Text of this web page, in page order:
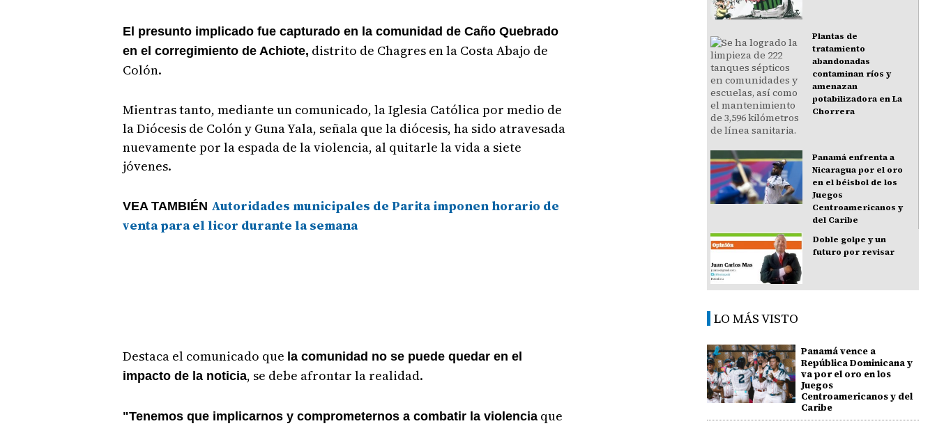
El presunto implicado fue capturado en la comunidad de Caño Quebrado
en el corregimiento de Achiote, distrito de Chagres en la Costa Abajo de
Colón.
Mientras tanto, mediante un comunicado, la Iglesia Católica por medio de
la Diócesis de Colón y Guna Yala, señala que la diócesis, ha sido atravesada
nuevamente por la espada de la violencia, al quitarle la vida a siete
jóvenes.
VEA TAMBIÉN Autoridades municipales de Parita imponen horario de
venta para el licor durante la semana
Destaca el comunicado que la comunidad no se puede quedar en el
impacto de la noticia, se debe afrontar la realidad.
"Tenemos que implicarnos y comprometernos a combatir la violenciaque
Plantas de
tratamiento
abandonadas
contaminan ríos y
amenazan
potabilizadora en La
Chorrera
Panamá enfrenta a
Nicaragua por el oro
en el béisbol de los
Juegos
Centroamericanos y
del Caribe
Doble golpe y un
futuro por revisar
LO MÁS VISTO
Panamá vence a
República Dominicana y
va por el oro en los
Juegos
Centroamericanos y del
Caribe